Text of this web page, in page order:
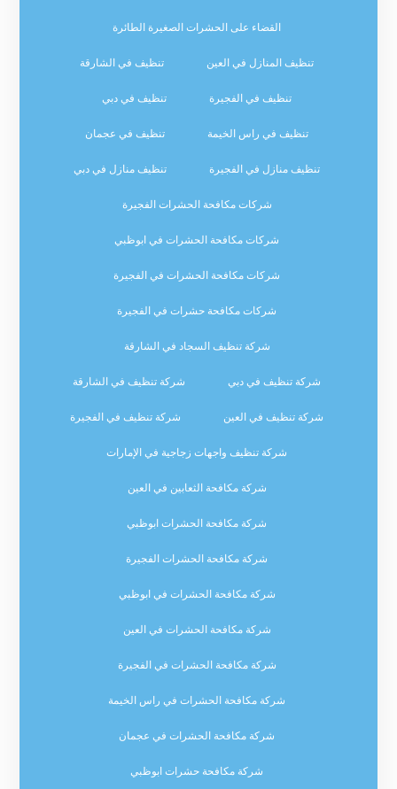
القضاء على الحشرات الصغيرة الطائرة
تنظيف المنازل في العين تنظيف في الشارقة
تنظيف في الفجيرة تنظيف في دبي
تنظيف في راس الخيمة تنظيف في عجمان
تنظيف منازل في الفجيرة تنظيف منازل في دبي
شركات مكافحة الحشرات الفجيرة
شركات مكافحة الحشرات في ابوظبي
شركات مكافحة الحشرات في الفجيرة
شركات مكافحة حشرات في الفجيرة
شركة تنظيف السجاد في الشارقة
شركة تنظيف في دبي شركة تنظيف في الشارقة
شركة تنظيف في العين شركة تنظيف في الفجيرة
شركة تنظيف واجهات زجاجية في الإمارات
شركة مكافحة الثعابين في العين
شركة مكافحة الحشرات ابوظبي
شركة مكافحة الحشرات الفجيرة
شركة مكافحة الحشرات في ابوظبي
شركة مكافحة الحشرات في العين
شركة مكافحة الحشرات في الفجيرة
شركة مكافحة الحشرات في راس الخيمة
شركة مكافحة الحشرات في عجمان
شركة مكافحة حشرات ابوظبي